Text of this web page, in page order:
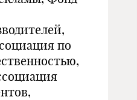
по